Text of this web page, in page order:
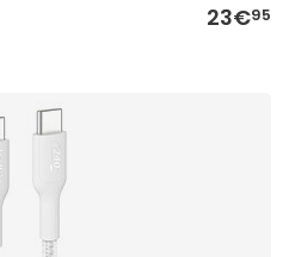
23€95